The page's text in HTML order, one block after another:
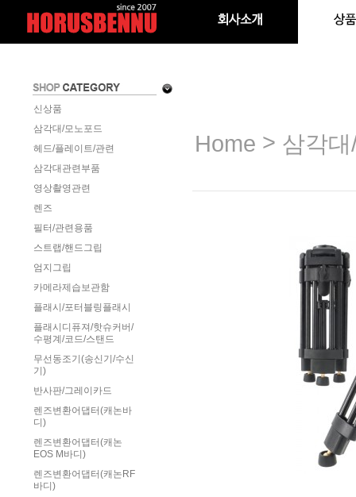
신상품
삼각대/모노포드
헤드/플레이트/관련
삼각대관련부품
영상촬영관련
렌즈
필터/관련용품
스트랩/핸드그립
엄지그립
카메라제습보관함
플래시/포터블링플래시
플래시디퓨져/핫슈커버/
수평계/코드/스탠드
무선동조기(송신기/수신
기)
반사판/그레이카드
렌즈변환어댑터(캐논바
디)
렌즈변환어댑터(캐논
EOS M바디)
렌즈변환어댑터(캐논RF
바디)
Home > 삼각